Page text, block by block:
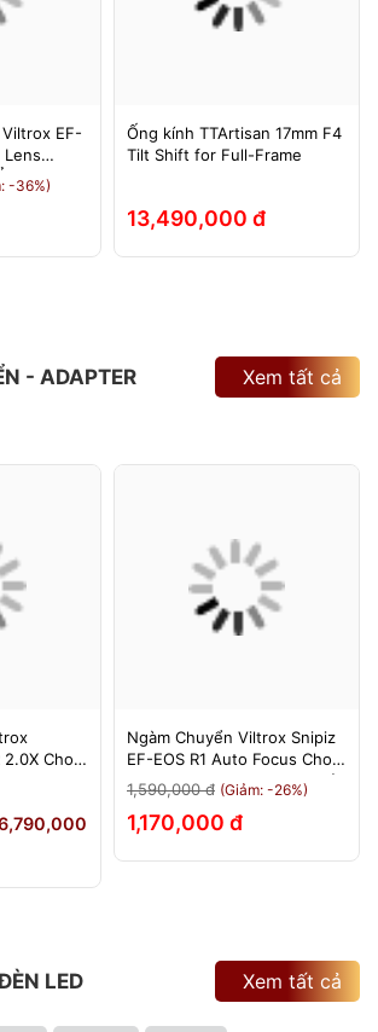
EF-
Lens
Sony
12
-36%)
Ống kính TTArtisan 17mm F4
Tilt Shift for Full-Frame
13,490,000 đ
- ADAPTER Xem tất cả
2.0X Cho
Ngàm Chuyển Viltrox Snipiz
EF-EOS R1 Auto Focus Cho
Canon EOS R/RP/R5/R6 - Bảo
Hành 12 Tháng 1 Đổi 1
1,590,000 đ (Giảm: -26%)
1,170,000 đ
LED Xem tất cả